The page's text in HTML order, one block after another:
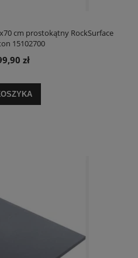
cm prostokątny RockSurface
15102700
zł